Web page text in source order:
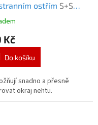
ostřím S+S
s postranním
Kč
Do košíku
snadno a přesně
okraj nehtu.